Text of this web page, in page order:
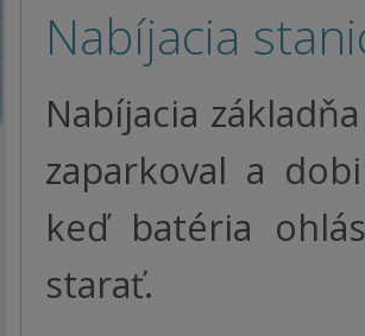
Nabíjacia
Nabíjacia
zaparkoval a
keď batéria
starať.